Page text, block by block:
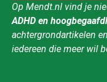
Op Mendt.nl vind je
ADHD en
achtergrondartikelen
iedereen die meer wil